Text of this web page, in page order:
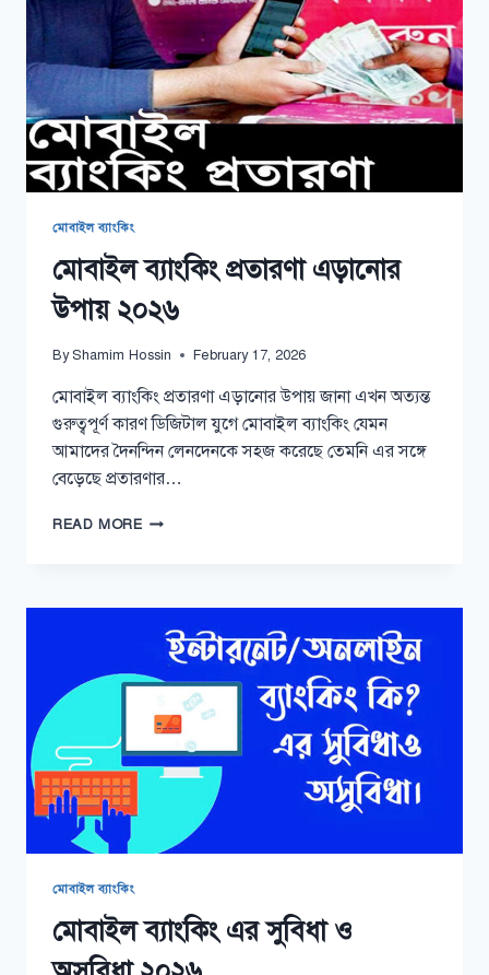
২০২৬
মোবাইল ব্যাংকিং
মোবাইল ব্যাংকিং প্রতারণা এড়ানোর
উপায় ২০২৬
By Shamim Hossin February 17, 2026
মোবাইল ব্যাংকিং প্রতারণা এড়ানোর উপায় জানা এখন অত্যন্ত
গুরুত্বপূর্ণ কারণ ডিজিটাল যুগে মোবাইল ব্যাংকিং যেমন
আমাদের দৈনন্দিন লেনদেনকে সহজ করেছে তেমনি এর সঙ্গে
বেড়েছে প্রতারণার…
READ MOREমোবাইল
উপায়
২০২৬
মোবাইল ব্যাংকিং
মোবাইল ব্যাংকিং এর সুবিধা ও